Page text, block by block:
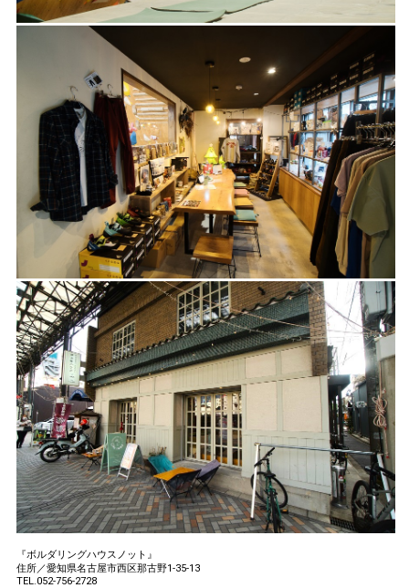
『ボルダリングハウスノット』
住所／愛知県名古屋市西区那古野1-35-13
TEL.052-756-2728